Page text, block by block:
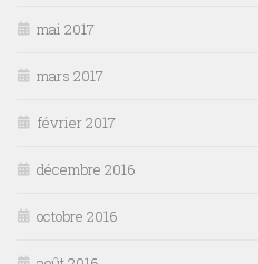
mai 2017
mars 2017
février 2017
décembre 2016
octobre 2016